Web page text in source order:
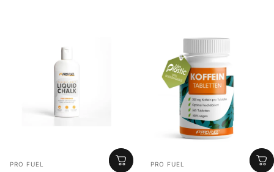
Anbieter:
PRO FUEL Anbieter:
PRO FUEL